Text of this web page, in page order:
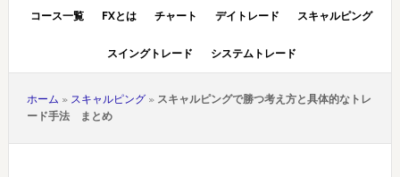
コース一覧 FXとは チャート デイトレード スキャルピング
スイングトレード システムトレード
ホーム » スキャルピング» スキャルピングで勝つ考え方と具体的なトレ
ード手法 まとめ